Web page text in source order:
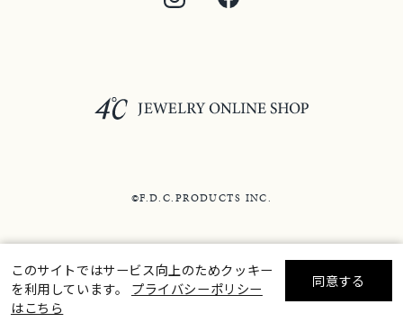
絞り込んで検索する
©F.D.C.PRODUCTS INC.
このサイトではサービス向上のためクッキー
を利用しています。 プライバシーポリシー
はこちら
同意する